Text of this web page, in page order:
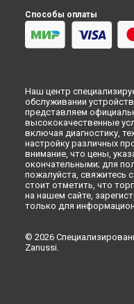
Красноярске
Замена сетевого
Перми
Кирове
Замена сетевого
Оренбурге
Замена сетевого
Кемерово
Замена сетевого
Новокузнецке
Замена сетевого
Рязани
Астрахани
Замена сетевого
Способы оплаты
Наш центр
обслуживании
представляем
высококачественные
включая диагностику,
настройку различных
внимание, что цены,
окончательными; для
пожалуйста, свяжитесь
стоит отметить, что
на нашем сайте,
только для
© 2026
Zanussi.